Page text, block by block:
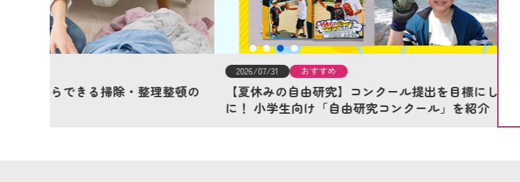
【夏休みの自由研究】コンクール提出を目標にして、子どもの力を伸ばす夏
に！ 小学生向け「自由研究コンクール」を紹介